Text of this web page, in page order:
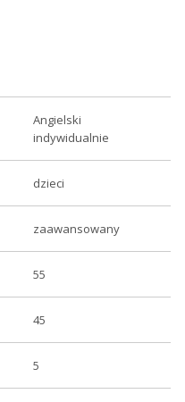
Angielski
indywidualnie
dzieci
zaawansowany
55
45
5